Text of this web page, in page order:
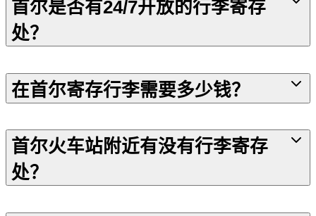
首尔是否有24/7开放的行李寄存
处？
在首尔寄存行李需要多少钱？
首尔火车站附近有没有行李寄存
处？